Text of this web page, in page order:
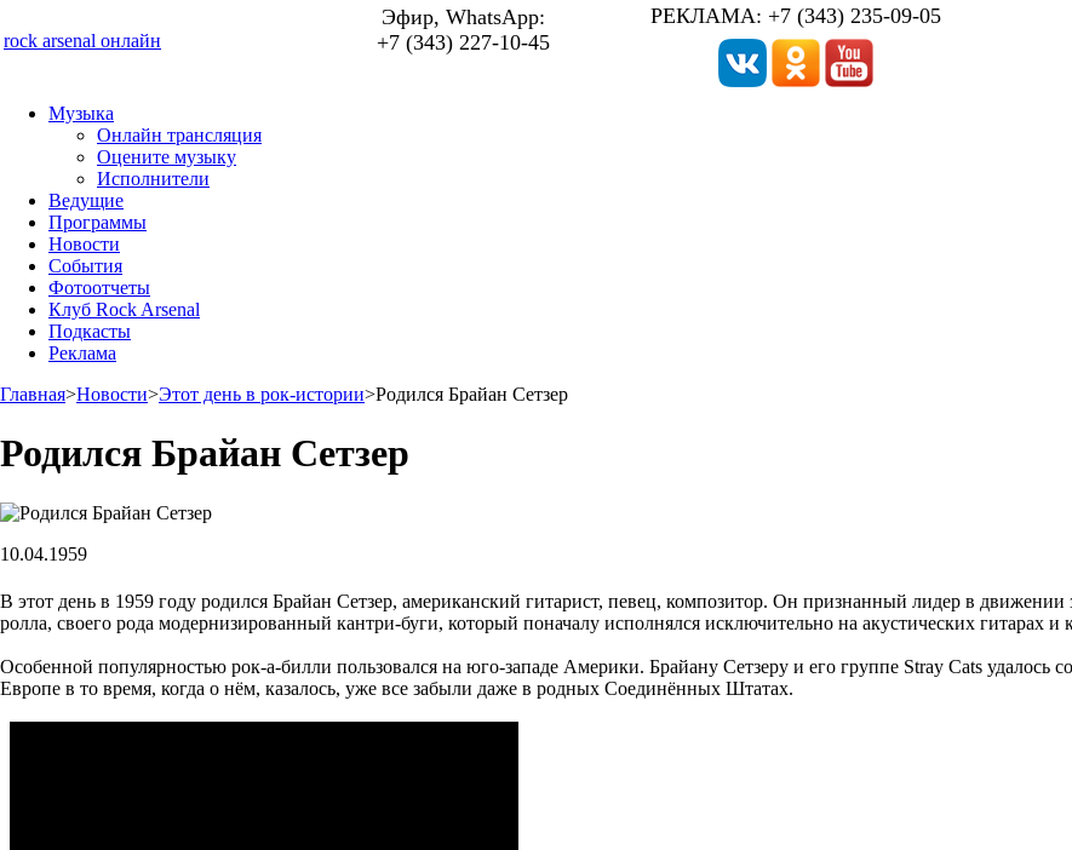
rock arsenal онлайн
Эфир, WhatsApp:
+7 (343) 227-10-45
РЕКЛАМА: +7 (343) 235-09-05
Музыка
Онлайн трансляция
Оцените музыку
Исполнители
Ведущие
Программы
Новости
События
Фотоотчеты
Клуб Rock Arsenal
Подкасты
Реклама
Главная>Новости>Этот день в рок-истории>Родился Брайан Сетзер
Родился Брайан Сетзер
10.04.1959
В этот день в 1959 году родился Брайан Сетзер, американский гитарист, певец, композитор. Он признанный лидер в
ролла, своего рода модернизированный кантри-буги, который поначалу исполнялся исключительно на акустических гитарах и
Особенной популярностью рок-а-билли пользовался на юго-западе Америки. Брайану Сетзеру и его группе Stray Cats удалось
Европе в то время, когда о нём, казалось, уже все забыли даже в родных Соединённых Штатах.